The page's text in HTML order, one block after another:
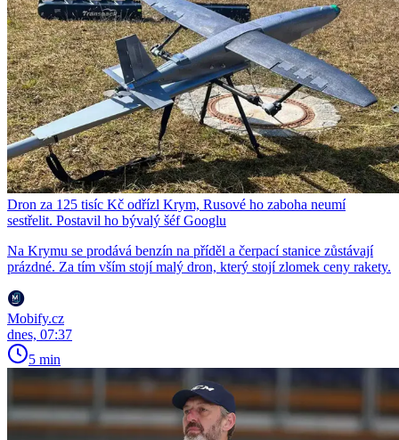
Dron za 125 tisíc Kč odřízl Krym, Rusové ho zaboha neumí
sestřelit. Postavil ho bývalý šéf Googlu
Na Krymu se prodává benzín na příděl a čerpací stanice zůstávají
prázdné. Za tím vším stojí malý dron, který stojí zlomek ceny rakety.
Mobify.cz
dnes, 07:37
5 min